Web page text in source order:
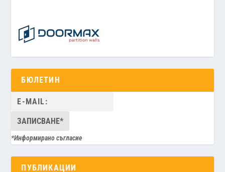
БЮЛЕТИН
*Информирано съгласие
ПУБЛИКАЦИИ